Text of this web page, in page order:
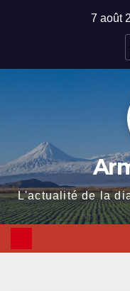
7 août
L'actualité de la